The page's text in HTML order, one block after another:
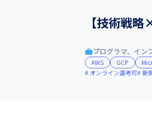
【技術戦
プログラマ、イン
AWS GCP
オンライン選考可 新